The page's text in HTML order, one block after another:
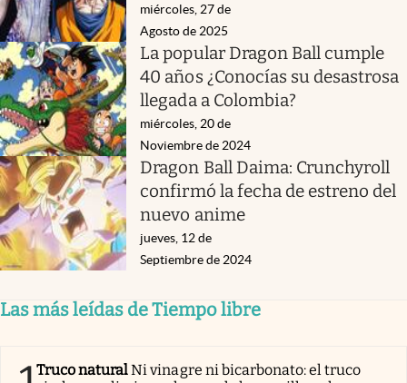
miércoles, 27 de
Agosto de 2025
La popular Dragon Ball cumple
40 años ¿Conocías su desastrosa
llegada a Colombia?
miércoles, 20 de
Noviembre de 2024
Dragon Ball Daima: Crunchyroll
confirmó la fecha de estreno del
nuevo anime
jueves, 12 de
Septiembre de 2024
Las más leídas de Tiempo libre
Truco naturalNi vinagre ni bicarbonato: el truco